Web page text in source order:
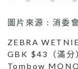
圖片來源 : 消委
ZEBRA
GBK $43（滿分
Tombow